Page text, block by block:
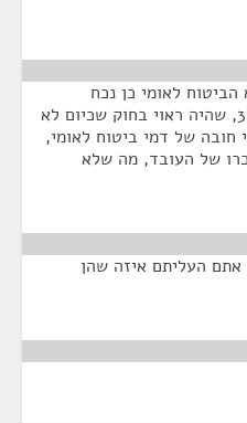
לאומי כן נכח
בדיונים על ההעלאה מ-2% ל-3%, שהיה ראוי בחוק שכיום לא
חובה של דמי ביטוח לאומי,
משכרו של העובד, מה שלא
העליתם איזה שהן